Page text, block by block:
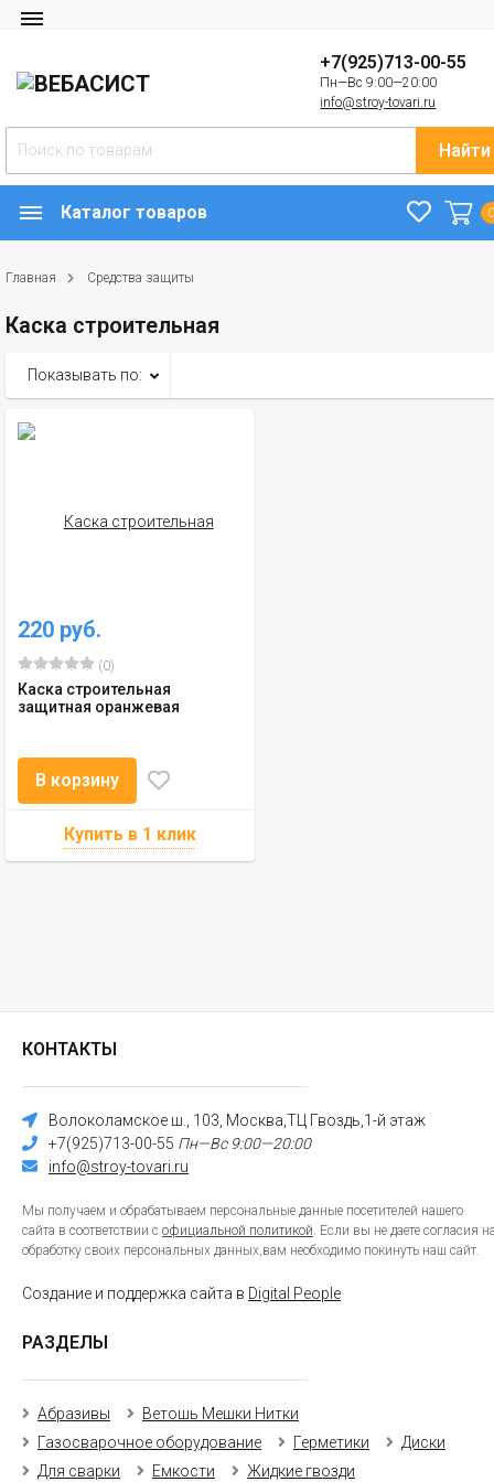
+7(925)713-00-55
Пн—Вс 9:00—20:00
info@stroy-tovari.ru
Найти
Каталог товаров
Главная Средства защиты
Каска строительная
Показывать по:
220 руб.
(0)
Каска строительная
защитная оранжевая
В корзину
КОНТАКТЫ
Волоколамское ш., 103, Москва,ТЦ Гвоздь,1-й этаж
+7(925)713-00-55 Пн—Вс 9:00—20:00
info@stroy-tovari.ru
Мы получаем и обрабатываем персональные данные посетителей нашего
сайта в соответствии с официальной политикой. Если вы не даете согласия
обработку своих персональных данных,вам необходимо покинуть наш сайт.
Создание и поддержка сайта в Digital People
РАЗДЕЛЫ
Абразивы
Ветошь Мешки Нитки
Газосварочное оборудование
Герметики
Диски
Для сварки
Емкости Жидкие гвозди